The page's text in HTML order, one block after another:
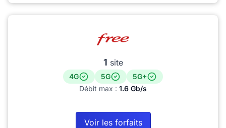
1 site
4G 5G
5G+
Débit max : 1.6 Gb/s
Voir les forfaits